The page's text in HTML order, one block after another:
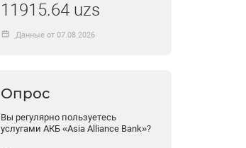
11915.64 uzs
Данные от 07.08.2026
Опрос
Вы регулярно пользуетесь
услугами АКБ «Asia Alliance Bank»?